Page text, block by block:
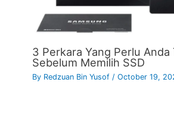
3 Perkara Yang Perlu Anda
Sebelum Memilih SSD
By Redzuan Bin Yusof/October 19,